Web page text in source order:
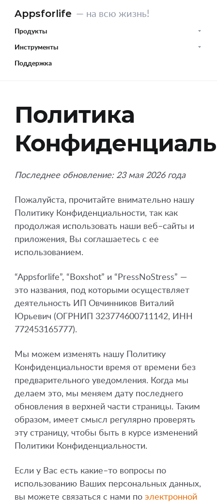
Appsforlife — на всю жизнь!
Продукты
Инструменты
Поддержка
Политика
Последнее обновление: 23 мая 2026 года
Пожалуйста, прочитайте внимательно нашу
Политику Конфиденциальности, так как
продолжая использовать наши веб–сайты и
приложения, Вы соглашаетесь с ее
использованием.
“Appsforlife”, “Boxshot” и “PressNoStress” —
это названия, под которыми осуществляет
деятельность ИП Овчинников Виталий
Юрьевич (ОГРНИП 323774600711142, ИНН
772453165777).
Мы можем изменять нашу Политику
Конфиденциальности время от времени без
предварительного уведомления. Когда мы
делаем это, мы меняем дату последнего
обновления в верхней части страницы. Таким
образом, имеет смысл регулярно проверять
эту страницу, чтобы быть в курсе изменений
Политики Конфиденциальности.
Если у Вас есть какие–то вопросы по
использованию Ваших персональных данных,
вы можете связаться с нами по электронной